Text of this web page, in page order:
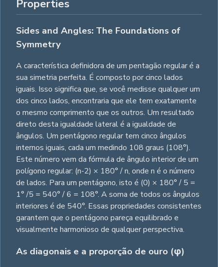
Properties
Sides and Angles: The Foundations of
Symmetry
A característica definidora de um pentagão regular é a
sua simetria perfeita. É composto por cinco lados
iguais. Isso significa que, se você medisse qualquer um
dos cinco lados, encontraria que ele tem exatamente
o mesmo comprimento que os outros. Um resultado
direto desta igualdade lateral é a igualdade de
ângulos. Um pentágono regular tem cinco ângulos
internos iguais, cada um medindo 108 graus (108°).
Este número vem da fórmula de ângulo interior de um
polígono regular: (n-2) × 180° / n, onde n é o número
de lados. Para um pentágono, isto é (0) × 180° / 5 =
1° /5 = 540° / 6 = 108°. A soma de todos os ângulos
interiores é de 540°. Essas propriedades consistentes
garantem que o pentágono pareça equilibrado e
visualmente harmonioso de qualquer perspectiva.
As diagonais e a proporção de ouro (φ)